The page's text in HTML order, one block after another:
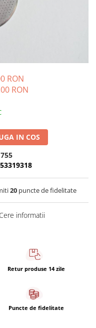
RON
RON
IN COS
20puncte de fidelitate
informatii
Retur produse 14 zile
Puncte de fidelitate